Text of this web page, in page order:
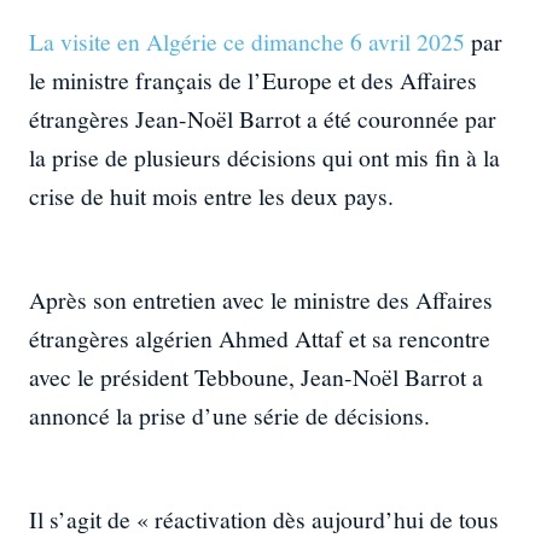
La visite en Algérie ce dimanche 6 avril 2025 par
le ministre français de l’Europe et des Affaires
étrangères Jean-Noël Barrot a été couronnée par
la prise de plusieurs décisions qui ont mis fin à la
crise de huit mois entre les deux pays.
Après son entretien avec le ministre des Affaires
étrangères algérien Ahmed Attaf et sa rencontre
avec le président Tebboune, Jean-Noël Barrot a
annoncé la prise d’une série de décisions.
Il s’agit de « réactivation dès aujourd’hui de tous